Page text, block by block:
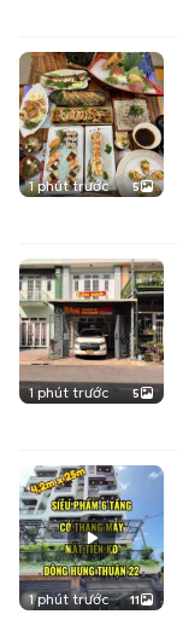
1 phút trước 5
1 phút trước 5
1 phút trước 11